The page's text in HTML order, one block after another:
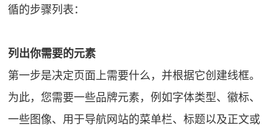
循的步骤列表：
列出你需要的元素
第一步是决定页面上需要什么，并根据它创建线框。
为此，您需要一些品牌元素，例如字体类型、徽标、
一些图像、用于导航网站的菜单栏、标题以及正文或